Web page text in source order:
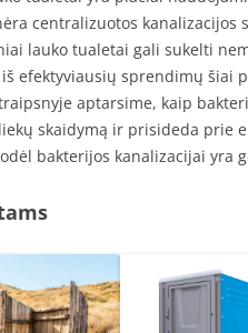
centralizuotos kanalizacijos
lauko tualetai gali sukelti
efektyviausių sprendimų šiai
aptarsime, kaip
skaidymą ir prisideda prie
bakterijos kanalizacijai yra